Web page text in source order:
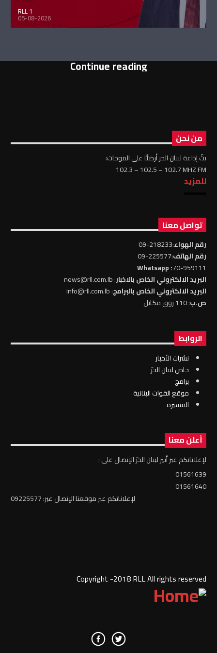
RLL 1
05-08-2026
Continue reading
من نحن
بثّ إذاعة لبنان الحر أرضيًّا على الموجات:
102.3 – 102.5 – 102.7 MHZ FM
للمزيد
تواصل معنا
رقم الهواء:218233-09
رقم الهاتف:225577-09
70-959111
: Whatsapp
البريد الالكتروني الخاص بالاخبار: news@rll.com.lb
البريد الالكتروني الخاص بالبرامج: info@rll.com.lb
ص.ب: 110 زوق مكايل
الروابط
نشرات الأخبار
خاص لبنان الحرّ
برامج
موقع القوات البنانية
المسيرة
أعلن معنا
لإعلاناتكم عبر أثير لبنان الحرّ الإتصال على :
01561639
01561640
لإعلاناتكم عبر موقعنا الإتصال عبر: 09225577
Copyright -2018 RLL All rights reserved